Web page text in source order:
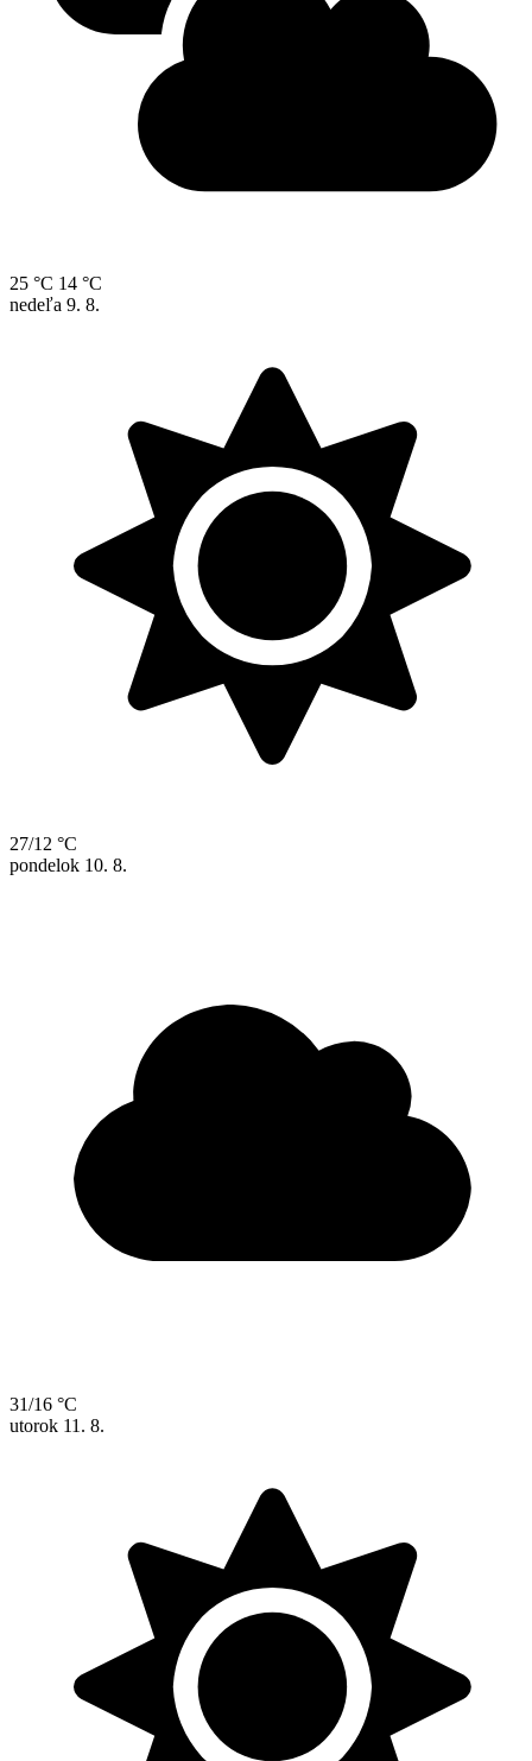
25 °C 14 °C
nedeľa 9. 8.
27/12 °C
pondelok 10. 8.
31/16 °C
utorok 11. 8.